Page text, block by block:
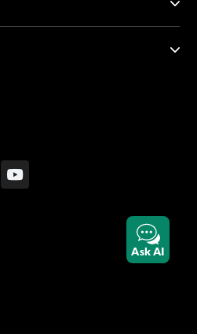
Ask AI